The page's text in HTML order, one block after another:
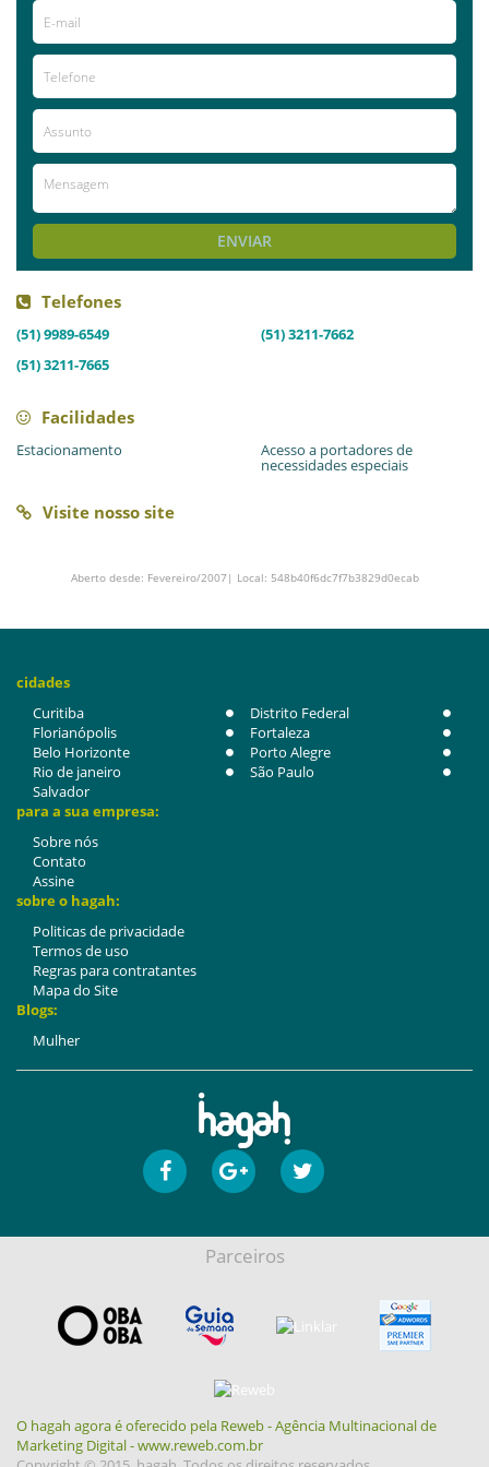
outros.
Já visitou este local?aproveite e deixe sua avaliação!
Avaliações
ENVIAR
Telefones
(51) 9989-6549
(51) 3211-7662
(51) 3211-7665
Facilidades
Estacionamento Acesso a portadores de
necessidades especiais
Visite nosso site
Aberto desde: Fevereiro/2007| Local: 548b40f6dc7f7b3829d0ecab
cidades
Curitiba
Distrito Federal
Florianópolis
Fortaleza
Belo Horizonte
Porto Alegre
Rio de janeiro
São Paulo
Salvador
para a sua empresa:
Sobre nós
Contato
Assine
sobre o hagah:
Politicas de privacidade
Termos de uso
Regras para contratantes
Mapa do Site
Blogs:
Mulher
Parceiros
O hagah agora é oferecido pela Reweb - Agência Multinacional de
Marketing Digital - www.reweb.com.br